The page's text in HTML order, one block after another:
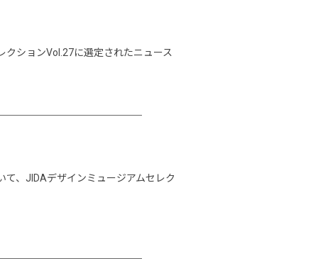
クションVol.27に選定されたニュース
、JIDAデザインミュージアムセレク